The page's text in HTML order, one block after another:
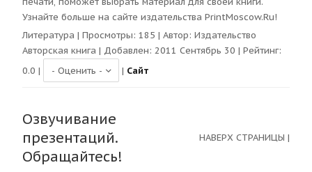
Узнайте больше на сайте издательства PrintMoscow.Ru!
Литература | Просмотры: 185 | Автор: Издательство
Авторская книга | Добавлен: 2011 Сентябрь 30 | Рейтинг:
0.0 | | Сайт
Озвучивание
презентаций.
Обращайтесь!
НАВЕРХ СТРАНИЦЫ |